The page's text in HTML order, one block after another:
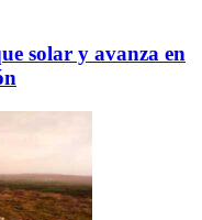
solar y avanza en